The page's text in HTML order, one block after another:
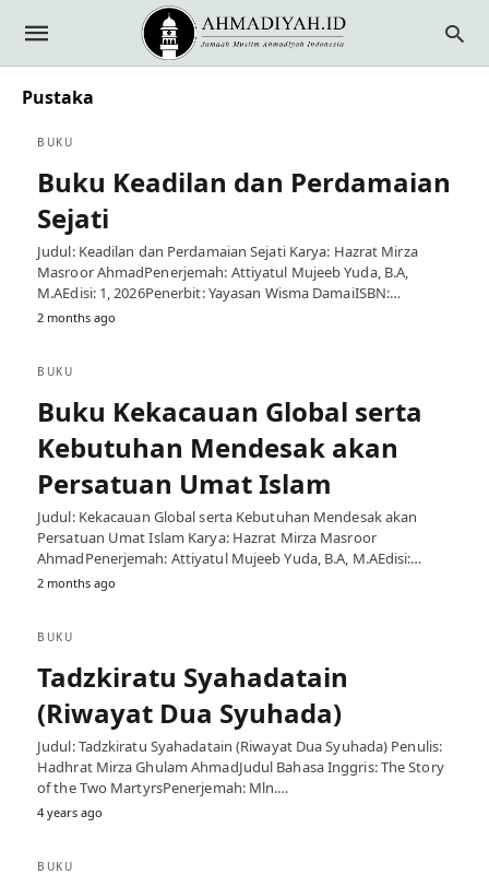
Pustaka
BUKU
Buku Keadilan dan Perdamaian
Sejati
Judul: Keadilan dan Perdamaian Sejati Karya: Hazrat Mirza
Masroor AhmadPenerjemah: Attiyatul Mujeeb Yuda, B.A,
M.AEdisi: 1, 2026Penerbit: Yayasan Wisma DamaiISBN:…
2 months ago
BUKU
Buku Kekacauan Global serta
Kebutuhan Mendesak akan
Persatuan Umat Islam
Judul: Kekacauan Global serta Kebutuhan Mendesak akan
Persatuan Umat Islam Karya: Hazrat Mirza Masroor
AhmadPenerjemah: Attiyatul Mujeeb Yuda, B.A, M.AEdisi:…
2 months ago
BUKU
Tadzkiratu Syahadatain
(Riwayat Dua Syuhada)
Judul: Tadzkiratu Syahadatain (Riwayat Dua Syuhada) Penulis:
Hadhrat Mirza Ghulam AhmadJudul Bahasa Inggris: The Story
of the Two MartyrsPenerjemah: Mln.…
4 years ago
BUKU